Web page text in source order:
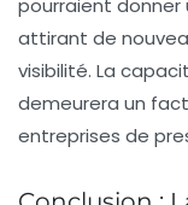
pourraient donner
attirant de
visibilité. La
demeurera un
entreprises de